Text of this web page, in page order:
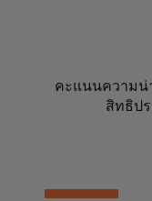
คะแนนความน่
สิทธิป